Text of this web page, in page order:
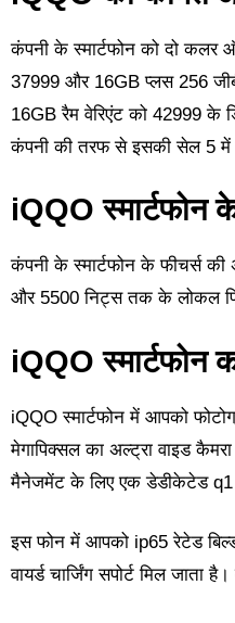
कंपनी के स्मार्टफोन को दो कलर
37999 और 16GB प्लस 256
16GB रैम वेरिएंट को 42999 के
कंपनी की तरफ से इसकी सेल 5 में
iQQO स्मार्टफोन
कंपनी के स्मार्टफोन के फीचर्स
और 5500 निट्स तक के लोकल
iQQO स्मार्टफोन
iQQO स्मार्टफोन में आपको
मेगापिक्सल का अल्ट्रा वाइड
मैनेजमेंट के लिए एक डेडीकेटेड q1
इस फोन में आपको ip65 रेटेड
वायर्ड चार्जिंग सपोर्ट मिल जाता